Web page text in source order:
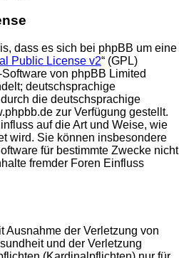
dass es sich bei phpBB um eine
Public License v2“ (GPL)
von phpBB Limited
deutschsprachige
die deutschsprachige
zur Verfügung gestellt.
auf die Art und Weise, wie
wird. Sie können insbesondere
für bestimmte Zwecke nicht
fremder Foren Einfluss
Ausnahme der Verletzung von
und der Verletzung